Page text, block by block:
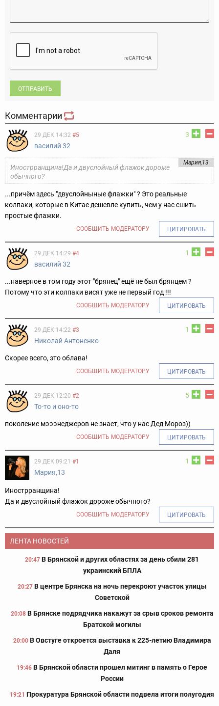
ОТПРАВИТЬ
Комментарии
3
29 ДЕК 14:32 #5
василий 32
Мария,13
Инострранщина!Да и двуслойный флажок дороже
обычного?
...причём здесь "двуслойныные флажки" ? Это реальные
колпаки, которые в Китае дешевле купить, чем у нас сшить
простые флажки.
СООБЩИТЬ МОДЕРАТОРУ ЦИТИРОВАТЬ
1
29 ДЕК 14:29 #4
василий 32
...наверное в том году этот "брянец" ещё не был брянцем ?
Потому что эти колпаки висят уже не первый год !!!
СООБЩИТЬ МОДЕРАТОРУ ЦИТИРОВАТЬ
1
29 ДЕК 14:22 #3
Николай Антоненко
Скорее всего, это облава!
СООБЩИТЬ МОДЕРАТОРУ ЦИТИРОВАТЬ
5
29 ДЕК 12:20 #2
То-то и оно-то
поколение мэээнеджеров не знает, что у нас Дед Мороз))
СООБЩИТЬ МОДЕРАТОРУ ЦИТИРОВАТЬ
1
29 ДЕК 09:21 #1
Мария,13
Инострранщина!
Да и двуслойный флажок дороже обычного?
СООБЩИТЬ МОДЕРАТОРУ ЦИТИРОВАТЬ
ЛЕНТА НОВОСТЕЙ
20:47 В Брянской и других областях за день сбили 281
украинский БПЛА
20:27 В центре Брянска на ночь перекроют участок улицы
Советской
20:08 В Брянске подрядчика накажут за срыв сроков ремонта
Братской могилы
20:00 В Овстуге откроется выставка к 225-летию Владимира
Даля
19:46 В Брянской области прошел митинг в память о Герое
России
19:21 Прокуратура Брянской области подвела итоги полугодия